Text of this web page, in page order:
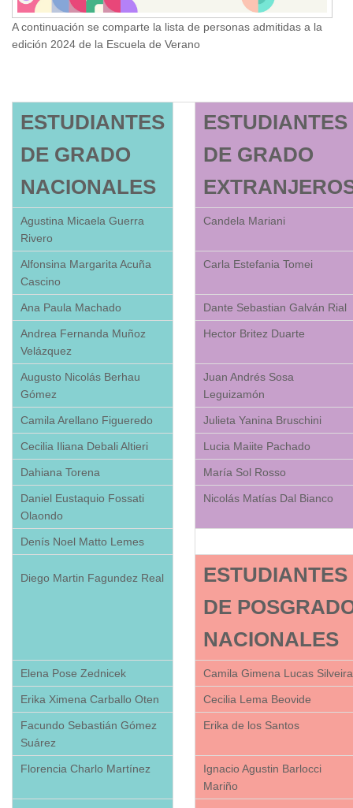
A continuación se comparte la lista de personas admitidas a la
edición 2024 de la Escuela de Verano
ESTUDIANTES
DE GRADO
NACIONALES
ESTUDIANTES
DE GRADO
Agustina Micaela Guerra
Rivero
Candela Mariani
Alfonsina Margarita Acuña
Cascino
Carla Estefania Tomei
Ana Paula Machado Dante Sebastian Galván Rial
Andrea Fernanda Muñoz
Velázquez
Hector Britez Duarte
Augusto Nicolás Berhau
Gómez
Juan Andrés Sosa
Leguizamón
Camila Arellano Figueredo Julieta Yanina Bruschini
Cecilia Iliana Debali Altieri Lucia Maiite Pachado
Dahiana Torena María Sol Rosso
Daniel Eustaquio Fossati
Olaondo
Nicolás Matías Dal Bianco
Denís Noel Matto Lemes
Diego Martin Fagundez Real
ESTUDIANTES
DE
NACIONALES
Elena Pose Zednicek Camila Gimena Lucas Silveira
Erika Ximena Carballo Oten Cecilia Lema Beovide
Facundo Sebastián Gómez
Suárez
Erika de los Santos
Florencia Charlo Martínez
Ignacio Agustin Barlocci
Mariño